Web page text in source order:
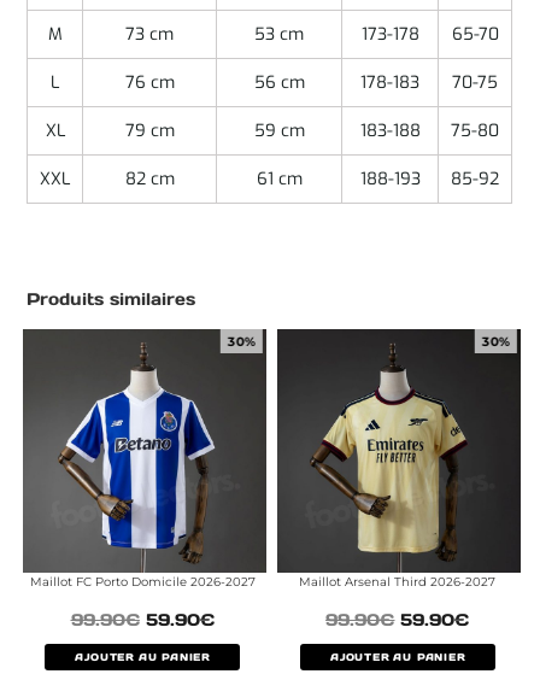
M 73 cm 53 cm 173-178 65-70
L 76 cm 56 cm 178-183 70-75
XL 79 cm 59 cm 183-188 75-80
XXL 82 cm 61 cm 188-193 85-92
Produits similaires
30%
Maillot FC Porto Domicile 2026-2027
99.90€ 59.90€
AJOUTER AU PANIER
30%
Maillot Arsenal Third 2026-2027
99.90€ 59.90€
AJOUTER AU PANIER